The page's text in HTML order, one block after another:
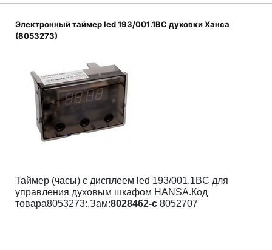
Электронный таймер led 193/001.1BC духовки Ханса
(8053273)
Таймер (часы) с дисплеем led 193/001.1BC для
управления духовым шкафом HANSA.Код
товара8053273:,Зам:8028462-c 8052707